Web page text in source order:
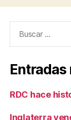
Entradas
RDC hace
Inglaterra